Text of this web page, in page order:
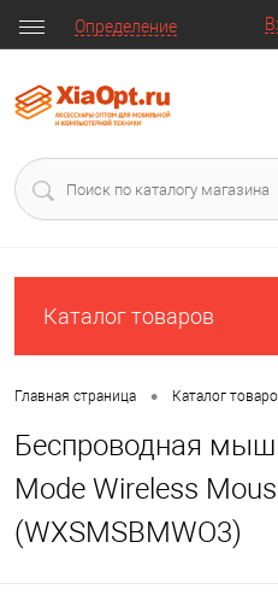
Определение
Каталог товаров
Главная страница • Каталог
Беспроводная
Mode Wireless
(WXSMSBMWO3)